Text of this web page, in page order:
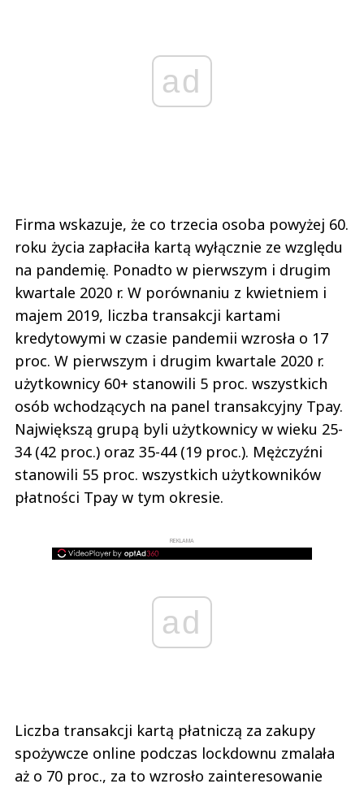
ad
Firma wskazuje, że co trzecia osoba powyżej 60.
roku życia zapłaciła kartą wyłącznie ze względu
na pandemię. Ponadto w pierwszym i drugim
kwartale 2020 r. W porównaniu z kwietniem i
majem 2019, liczba transakcji kartami
kredytowymi w czasie pandemii wzrosła o 17
proc. W pierwszym i drugim kwartale 2020 r.
użytkownicy 60+ stanowili 5 proc. wszystkich
osób wchodzących na panel transakcyjny Tpay.
Największą grupą byli użytkownicy w wieku 25-
34 (42 proc.) oraz 35-44 (19 proc.). Mężczyźni
stanowili 55 proc. wszystkich użytkowników
płatności Tpay w tym okresie.
REKLAMA
ad
Liczba transakcji kartą płatniczą za zakupy
spożywcze online podczas lockdownu zmalała
aż o 70 proc., za to wzrosło zainteresowanie